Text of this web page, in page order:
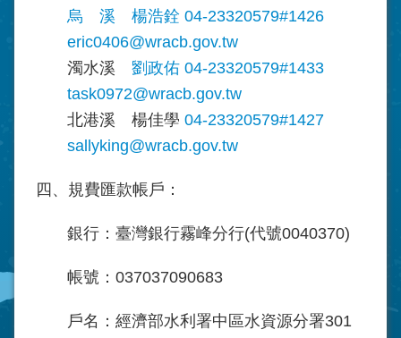
烏 溪楊浩銓 04-23320579#1426
eric0406@wracb.gov.tw
濁水溪劉政佑 04-23320579#1433
task0972@wracb.gov.tw
北港溪 楊佳學 04-23320579#1427
sallyking@wracb.gov.tw
四、規費匯款帳戶：
銀行：臺灣銀行霧峰分行(代號0040370)
帳號：037037090683
戶名：經濟部水利署中區水資源分署301